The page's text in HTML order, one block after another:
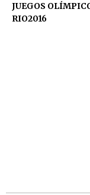
JUEGOS
RIO2016